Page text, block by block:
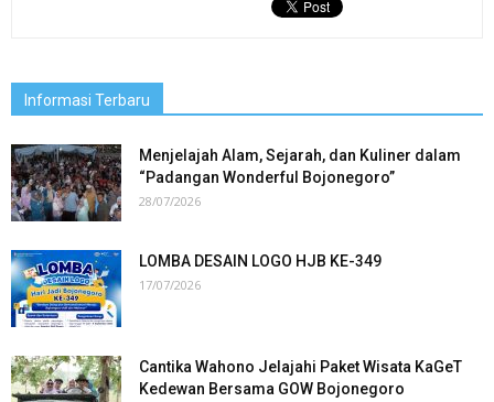
Informasi Terbaru
Menjelajah Alam, Sejarah, dan Kuliner dalam
“Padangan Wonderful Bojonegoro”
28/07/2026
LOMBA DESAIN LOGO HJB KE-349
17/07/2026
Cantika Wahono Jelajahi Paket Wisata KaGeT
Kedewan Bersama GOW Bojonegoro